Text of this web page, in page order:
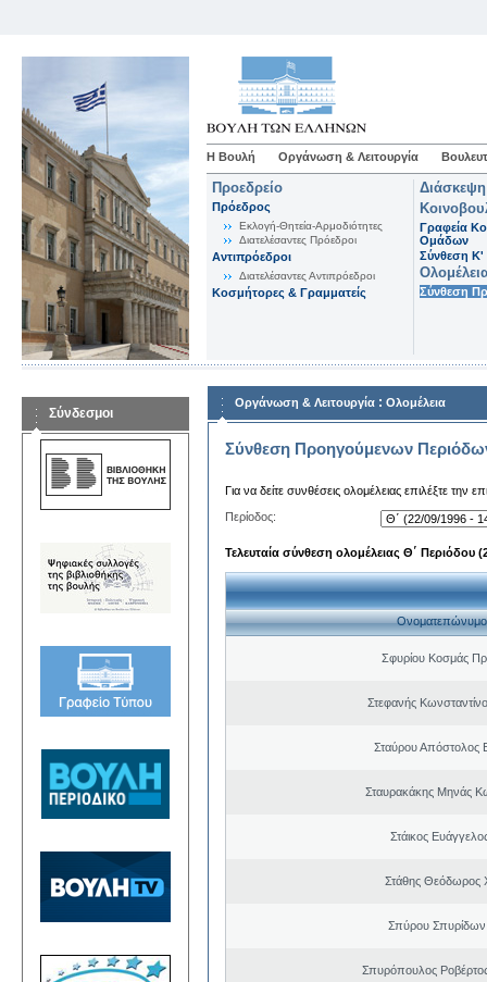
Η Βουλή Οργάνωση & Λειτουργία
Προεδρείο
Πρόεδρος
Εκλογή-Θητεία-Αρμοδιότητες
Διατελέσαντες Πρόεδροι
Αντιπρόεδροι
Διατελέσαντες Αντιπρόεδροι
Κοσμήτορες & Γραμματείς
Γραφεία
Ομάδων
Σύνθεση K'
Σύνθεση
Σύνδεσμοι
Οργάνωση & Λειτουργία : Ολομέλεια
Σύνθεση Προηγούμενων
Για να δείτε συνθέσεις ολομέλειας επιλέξτε την
Περίοδος:
Τελευταία σύνθεση ολομέλειας Θ΄ Περιόδου
Ονοματεπώνυμο
Σφυρίου Κοσμάς
Στεφανής
Σταύρου Απόστολος
Σταυρακάκης Μηνάς
Στάικος
Στάθης Θεόδωρος
Σπύρου Σπυρίδων
Σπυρόπουλος